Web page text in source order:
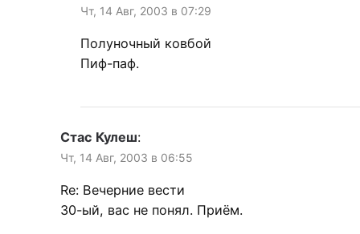
Чт, 14 Авг, 2003 в 07:29
Полуночный ковбой
Пиф-паф.
Стас Кулеш:
Чт, 14 Авг, 2003 в 06:55
Re: Вечерние вести
30-ый, вас не понял. Приём.